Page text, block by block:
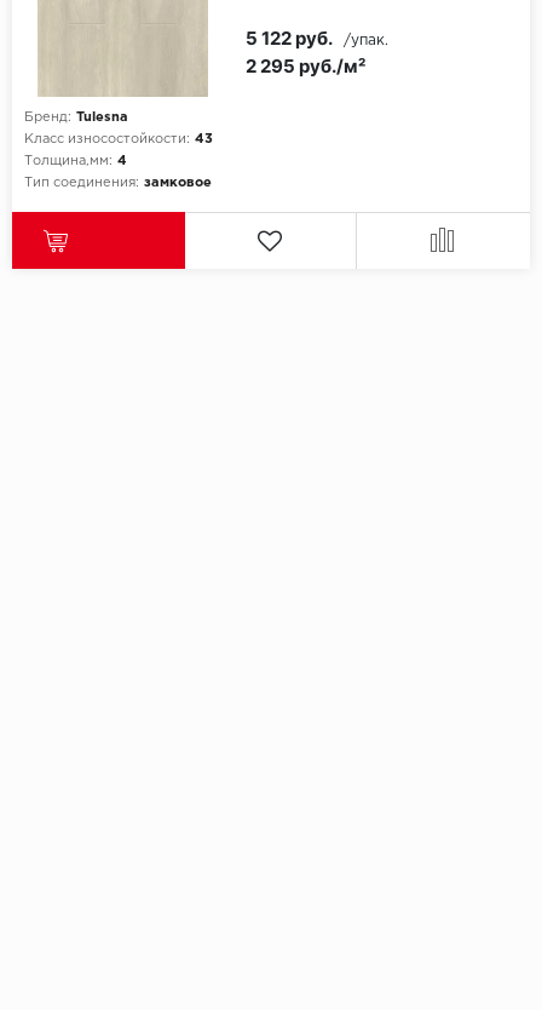
Бренд: Tulesna
Класс износостойкости: 43
Толщина,мм: 4
Тип соединения: замковое
2 295 руб./м²
5 122 руб. /упак.